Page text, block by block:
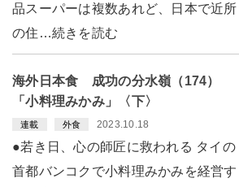
品スーパーは複数あれど、日本で近所
の住…続きを読む
海外日本食 成功の分水嶺（174）
「小料理みかみ」〈下〉
連載 外食 2023.10.18
●若き日、心の師匠に救われる タイの
首都バンコクで小料理みかみを経営す